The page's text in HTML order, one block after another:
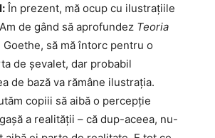
În prezent, mă ocup cu ilustrațiile
de gând să aprofundez Teoria
Goethe, să mă întorc pentru o
de șevalet, dar probabil
de bază va rămâne ilustrația.
copiii să aibă o percepție
a realității – că dup-aceea, nu-